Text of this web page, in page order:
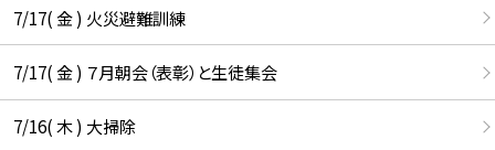
7/17( 金 ) 火災避難訓練
7/17( 金 ) ７月朝会（表彰）と生徒集会
7/16( 木 ) 大掃除